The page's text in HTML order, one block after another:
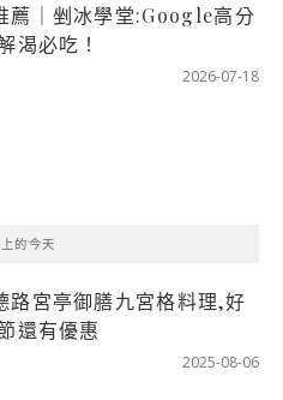
薦｜剉冰學堂:Google高分
渴必吃！
2026-07-18
的今天
路宮亭御膳九宮格料理,好
還有優惠
2025-08-06